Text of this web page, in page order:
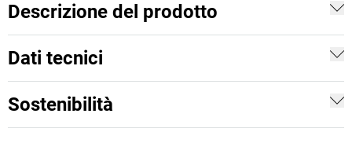
Descrizione del prodotto
Dati tecnici
Sostenibilità